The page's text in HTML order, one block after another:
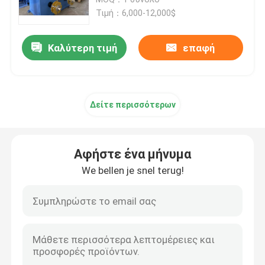
Καλώδιο που στρίβει τη μηχανή
Μηχανή περιτύλιξης καλωδίων
Τιμή：6,000-12,000$
Καλύτερη τιμή επαφή
Δείτε περισσότερων
Αφήστε ένα μήνυμα
We bellen je snel terug!